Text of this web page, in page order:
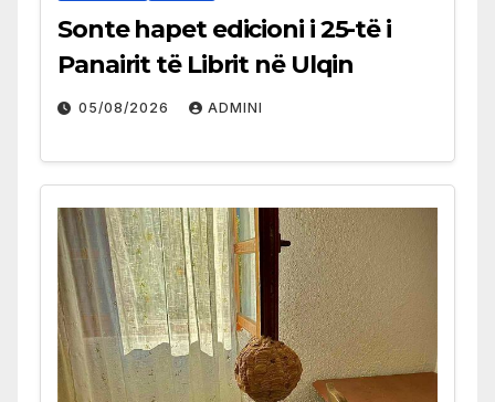
Sonte hapet edicioni i 25-të i
Panairit të Librit në Ulqin
05/08/2026 ADMINI